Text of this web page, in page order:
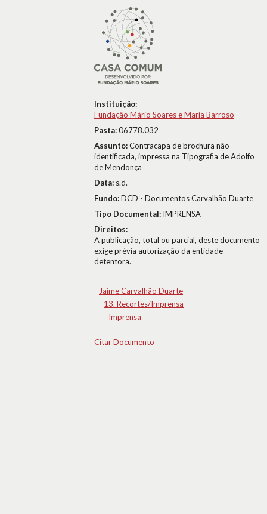
Instituição:
Fundação Mário Soares e Maria Barroso
Pasta:06778.032
Assunto:Contracapa de brochura não
identificada, impressa na Tipografia de Adolfo
de Mendonça
Data: s.d.
Fundo:DCD - Documentos Carvalhão Duarte
Tipo Documental: IMPRENSA
Direitos:
A publicação, total ou parcial, deste documento
exige prévia autorização da entidade
detentora.
Jaime Carvalhão Duarte
13. Recortes/Imprensa
Imprensa
Citar Documento